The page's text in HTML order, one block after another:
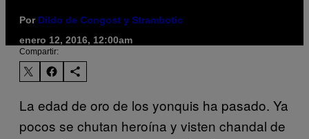
Por Dildo de Congost y Strambotic
enero 12, 2016, 12:00am
Compartir:
La edad de oro de los yonquis ha pasado. Ya
pocos se chutan heroína y visten chandal de